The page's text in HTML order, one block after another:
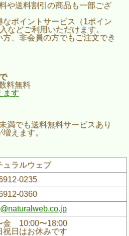
や送料割引の商品も一部ござ
ポイントサービス（1ポイン
などご利用いただけます。
、非会員の方でもご注文でき
料無料
ます
でも送料無料サービスあり
えます。
ュラルウェブ
0235
0360
金 10:00〜18:00
祝日はお休みです